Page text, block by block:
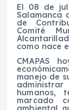
El 08 de
Salamanca
de
Comité
como nace
CMAPAS
manejo de
humanos,
marcado
ambiental